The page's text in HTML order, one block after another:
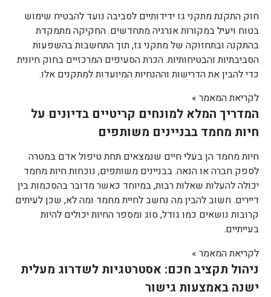
חוק התקנת מתקני גז ידידותיים לסביבה נועד להבטיח שימוש
בטוח ויעיל במקורות אנרגיה מתחדשים. החקיקה מתמקדת
בהתקנה ובתחזוקה של מתקני גז, תוך התחשבות בהשפעות
הסביבתיות והבטיחותיות. הכרת הסעיפים המרכזיים בחוק חיונית
כדי להבין את הדרישות וההנחיות המיועדות למתקנים אלו.
לקריאת המאמר »
המדריך המלא למונחים קריטיים בדיונים על
חיות מחמד בבניינים משותפים
חיות מחמד הן בעלי חיים שנמצאים תחת טיפול אדם במטרה
לספק חברה או הנאה. בבניינים משותפים, נוכחות חיות מחמד
יכולה להעלות שאלות רבות, במיוחד כאשר מדובר בהסכמות בין
דיירים. חשוב להבין מה נחשב לחיית מחמד ומה לא, שכן לעיתים
קרובות נושאים כמו גודל, סוג ומספר החיות יכולים להיות
בעייתיים.
לקריאת המאמר »
ניהול תקציב חכם: אסטרטגיות לשדרוג מעלית
ישנה באמצעות גישור